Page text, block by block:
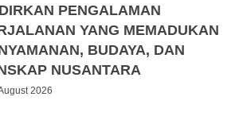
PENGALAMAN
YANG MEMADUKAN
BUDAYA, DAN
NUSANTARA
2026